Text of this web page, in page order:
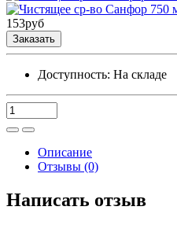
153руб
Заказать
Доступность: На складе
Описание
Отзывы (0)
Написать отзыв